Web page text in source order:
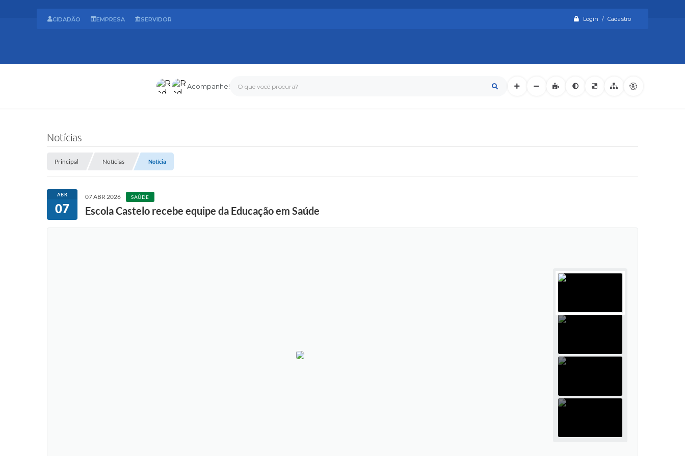
Login / Cadastro
O que você procura?
Acompanhe!
CIDADÃO EMPRESA SERVIDOR
Notícias
Principal Notícias Notícia
ABR
07
07 ABR 2026 SAÚDE
Escola Castelo recebe equipe da Educação em Saúde